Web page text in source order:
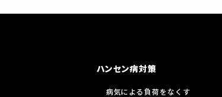
ハンセン病対策
病気による負荷をなくす